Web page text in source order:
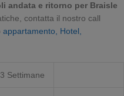
andata e ritorno per Braisle
contatta il nostro call
appartamento, Hotel,
Settimane